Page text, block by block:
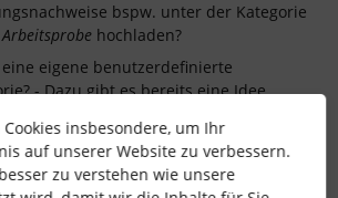
bspw. unter der Kategorie
Arbeitsprobe hochladen?
eigene benutzerdefinierte
- Dazu gibt es bereits eine Idee,
insbesondere, um Ihr
auf unserer Website zu verbessern.
zu verstehen wie unsere